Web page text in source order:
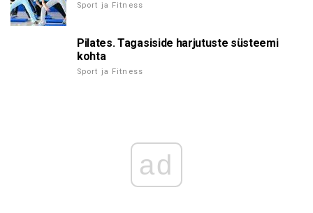
Sport ja Fitness
Pilates. Tagasiside harjutuste süsteemi
kohta
Sport ja Fitness
ad